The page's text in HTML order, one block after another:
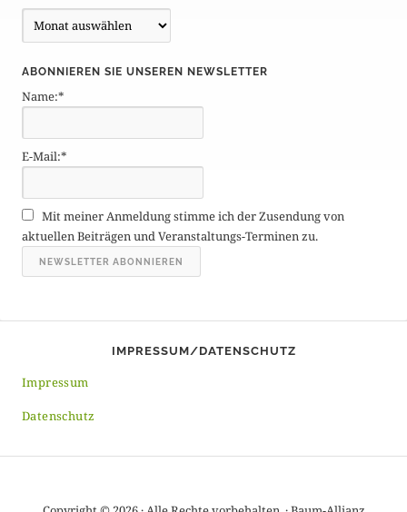
e
t
r
g
e
r
c
h
v
ABONNIEREN SIE UNSEREN NEWSLETTER
Name:*
E-Mail:*
Mit meiner Anmeldung stimme ich der Zusendung von
aktuellen Beiträgen und Veranstaltungs-Terminen zu.
IMPRESSUM/DATENSCHUTZ
Impressum
Datenschutz